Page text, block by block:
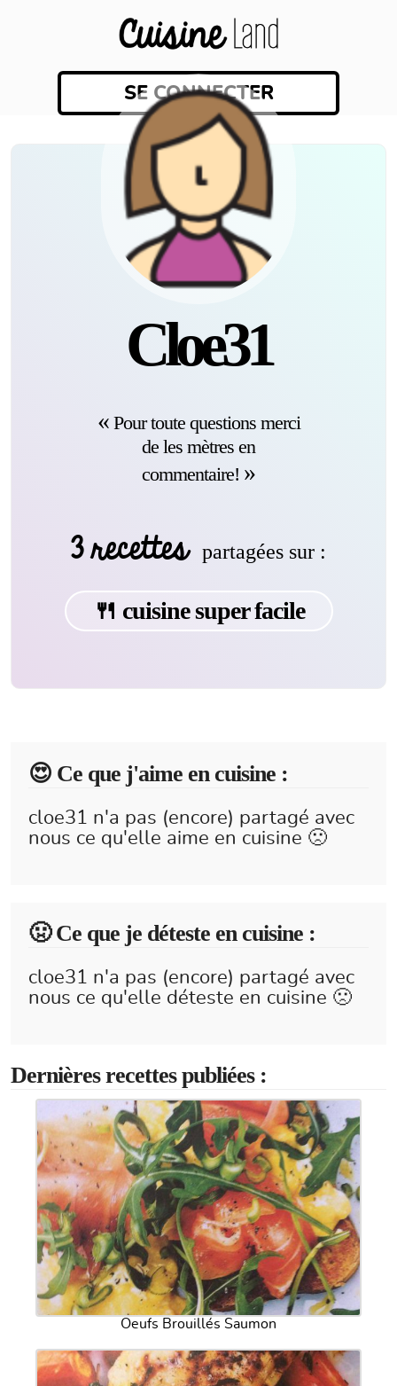
SE CONNECTER
cloe31
Pour toute questions merci
de les mètres en
commentaire!
3 recettes partagées sur :
🍴 cuisine super facile
😍️ Ce que j'aime en cuisine :
cloe31 n'a pas (encore) partagé avec
nous ce qu'elle aime en cuisine 🙁
🤢 Ce que je déteste en cuisine :
cloe31 n'a pas (encore) partagé avec
nous ce qu'elle déteste en cuisine 🙁
Dernières recettes publiées :
Oeufs Brouillés Saumon